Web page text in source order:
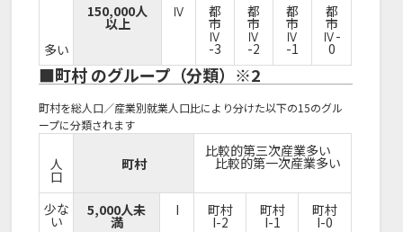
多い
150,000人
以上
Ⅳ 都
市
Ⅳ
-3
都
市
Ⅳ
-2
都
市
Ⅳ
-1
都
市
Ⅳ-
0
■町村 のグループ（分類）※2
町村を総人口／産業別就業人口比により分けた以下の15のグル
ープに分類されます
人
口
町村
比較的第三次産業多い
比較的第一次産業多い
少な
い
5,000人未
満
I 町村
I-2
町村
I-1
町村
I-0